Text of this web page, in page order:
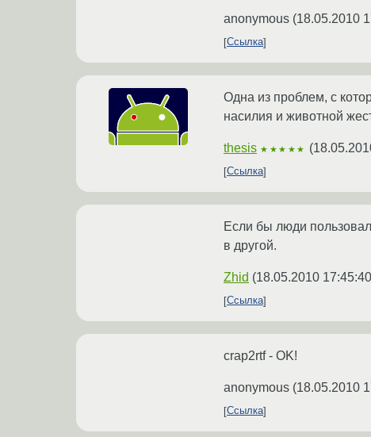
anonymous (18.05.2010
Ссылка
Одна из проблем, с
насилия и животной
thesis ★★★★★ (
Ссылка
Если бы люди
в другой.
Zhid (18.05.2010
Ссылка
crap2rtf - OK!
anonymous (18.05.2010
Ссылка